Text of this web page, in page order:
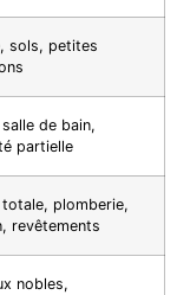
sols, petites
de bain,
partielle
totale, plomberie,
revêtements
nobles,